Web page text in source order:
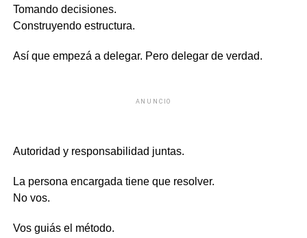
Tomando decisiones.
Construyendo estructura.
Así que empezá a delegar. Pero delegar de verdad.
ANUNCIO
Autoridad y responsabilidad juntas.
La persona encargada tiene que resolver.
No vos.
Vos guiás el método.